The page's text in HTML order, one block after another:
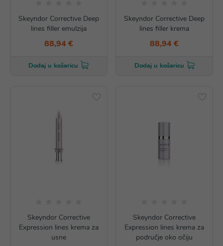
Skeyndor Corrective Deep
lines filler emulzija
88,94 €
Dodaj u košaricu
Skeyndor Corrective Deep
lines filler krema
88,94 €
Dodaj u košaricu
Skeyndor Corrective
Expression lines krema za
usne
Skeyndor Corrective
Expression lines krema za
područje oko očiju